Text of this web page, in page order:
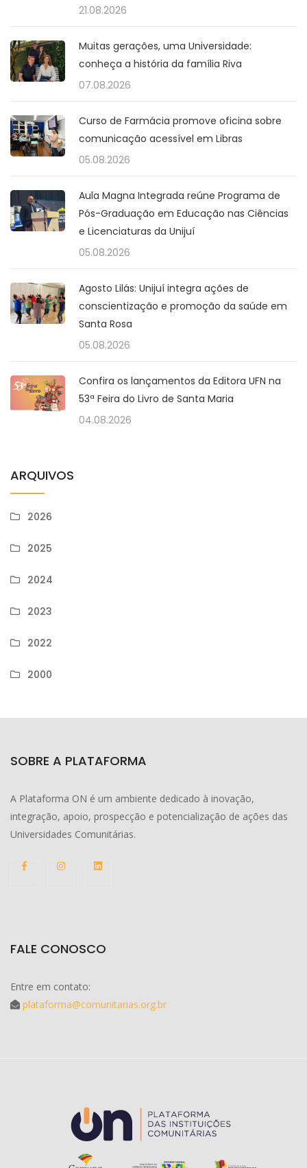
21.08.2026
Muitas gerações, uma Universidade:
conheça a história da família Riva
07.08.2026
Curso de Farmácia promove oficina sobre
comunicação acessível em Libras
05.08.2026
Aula Magna Integrada reúne Programa de
Pós-Graduação em Educação nas Ciências
e Licenciaturas da Unijuí
05.08.2026
Agosto Lilás: Unijuí integra ações de
conscientização e promoção da saúde em
Santa Rosa
05.08.2026
Confira os lançamentos da Editora UFN na
53ª Feira do Livro de Santa Maria
04.08.2026
ARQUIVOS
2026
2025
2024
2023
2022
2000
SOBRE A PLATAFORMA
A Plataforma ON é um ambiente dedicado à inovação,
integração, apoio, prospecção e potencialização de ações das
Universidades Comunitárias.
FALE CONOSCO
Entre em contato:
plataforma@comunitarias.org.br